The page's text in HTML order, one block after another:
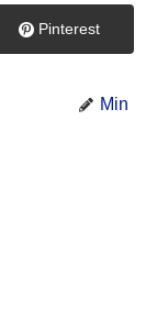
Pinterest
Min